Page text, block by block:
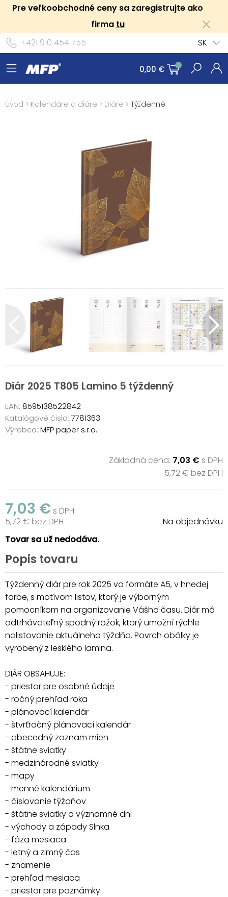
Pre veľkoobchodné ceny sa zaregistrujte ako
firma tu
+421 910 454 755
SK
0,00 €
Úvod > Kalendáre a diáre > Diáre > Týždenné
Diár 2025 T805 Lamino 5 týždenný
EAN: 8595138522842
Katalógové čislo: 7781363
Výrobca: MFP paper s.r.o.
Základná cena: 7,03 € s DPH
5,72 € bez DPH
7,03 € s DPH
5,72 € bez DPH
Na objednávku
Tovar sa už nedodáva.
Popis tovaru
Týždenný diár pre rok 2025 vo formáte A5, v hnedej
farbe, s motívom listov, ktorý je výborným
pomocníkom na organizovanie Vášho času. Diár má
odtrhávateľný spodný rožok, ktorý umožní rýchle
nalistovanie aktuálneho týždňa. Povrch obálky je
vyrobený z lesklého lamina.
DIÁR OBSAHUJE:
- priestor pre osobné údaje
- ročný prehľad roka
- plánovací kalendár
- štvrťročný plánovací kalendár
- abecedný zoznam mien
- štátne sviatky
- medzinárodné sviatky
- mapy
- menné kalendárium
- číslovanie týždňov
- štátne sviatky a významné dni
- východy a západy Slnka
- fáza mesiaca
- letný a zimný čas
- znamenie
- prehľad mesiaca
- priestor pre poznámky